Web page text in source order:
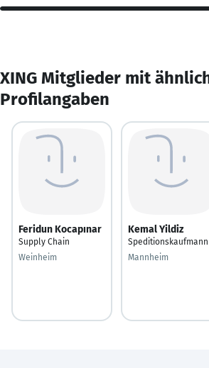
XING Mitglieder mit
Profilangaben
Feridun Kocapınar
Supply Chain
Weinheim
Kemal Yildiz
Speditionskaufmann
Mannheim